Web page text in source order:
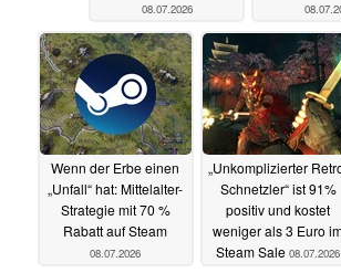
08.07.2026
Wenn der Erbe einen
„Unfall“ hat: Mittelalter-
Strategie mit 70 %
Rabatt auf Steam
08.07.2026
„Unkomplizierter
Schnetzler“ ist 91%
positiv und kostet
weniger als 3 Euro
Steam Sale 08.07.2026